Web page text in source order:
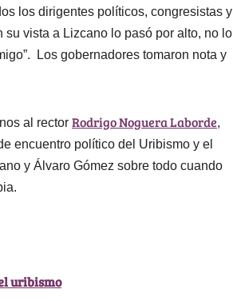
los dirigentes políticos, congresistas y
vista a Lizcano lo pasó por alto, no lo
Los gobernadores tomaron nota y
al rector Rodrigo Noguera Laborde,
encuentro político del Uribismo y el
y Álvaro Gómez sobre todo cuando
uribismo